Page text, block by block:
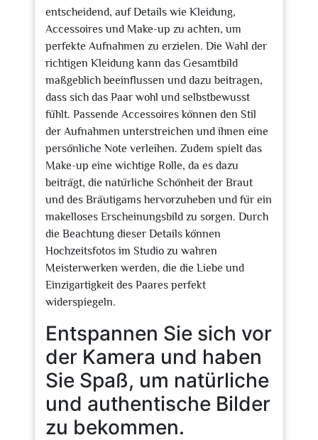
entscheidend, auf Details wie Kleidung,
Accessoires und Make-up zu achten, um
perfekte Aufnahmen zu erzielen. Die Wahl der
richtigen Kleidung kann das Gesamtbild
maßgeblich beeinflussen und dazu beitragen,
dass sich das Paar wohl und selbstbewusst
fühlt. Passende Accessoires können den Stil
der Aufnahmen unterstreichen und ihnen eine
persönliche Note verleihen. Zudem spielt das
Make-up eine wichtige Rolle, da es dazu
beiträgt, die natürliche Schönheit der Braut
und des Bräutigams hervorzuheben und für ein
makelloses Erscheinungsbild zu sorgen. Durch
die Beachtung dieser Details können
Hochzeitsfotos im Studio zu wahren
Meisterwerken werden, die die Liebe und
Einzigartigkeit des Paares perfekt
widerspiegeln.
Entspannen Sie sich vor
der Kamera und haben
Sie Spaß, um natürliche
und authentische Bilder
zu bekommen.